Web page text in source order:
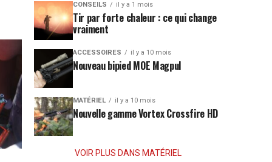
CONSEILS il y a 1 mois
Tir par forte chaleur : ce qui change
vraiment
ACCESSOIRES il y a 10 mois
Nouveau bipied MOE Magpul
MATÉRIEL il y a 10 mois
Nouvelle gamme Vortex Crossfire HD
VOIR PLUS DANS MATÉRIEL